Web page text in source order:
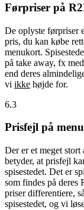
Førpriser på
De oplyste førpriser
pris, du kan købe
menukort.
på take away, fx
end deres
vi ikke højde for.
6.3
Prisfejl på
Der er et meget
betyder, at prisfejl
spisestedet. Det er
som findes på
priser differentiere,
spisestedet, og vi